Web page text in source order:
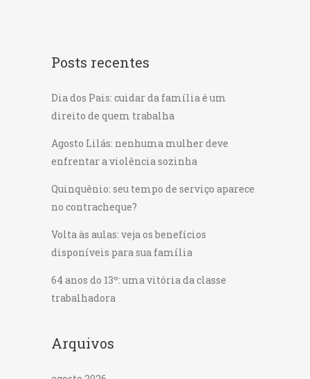
Posts recentes
Dia dos Pais: cuidar da família é um
direito de quem trabalha
Agosto Lilás: nenhuma mulher deve
enfrentar a violência sozinha
Quinquênio: seu tempo de serviço aparece
no contracheque?
Volta às aulas: veja os benefícios
disponíveis para sua família
64 anos do 13º: uma vitória da classe
trabalhadora
Arquivos